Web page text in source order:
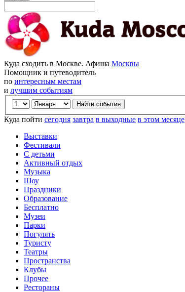
Куда сходить в Москве. Афиша Москвы
Помощник и путеводитель
по интересным местам
и лучшим событиям
Куда пойти сегодня завтра в выходные в этом месяце
Выставки
Фестивали
С детьми
Активный отдых
Музыка
Шоу
Праздники
Образование
Бесплатно
Музеи
Парки
Погулять
Туристу
Театры
Пространства
Клубы
Прочее
Рестораны